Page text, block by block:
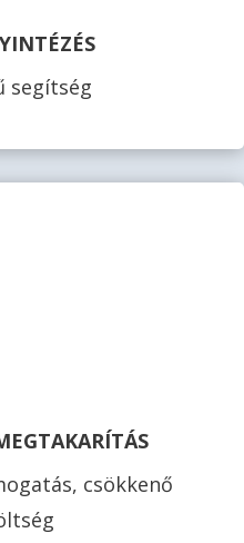
segítség
csökkenő